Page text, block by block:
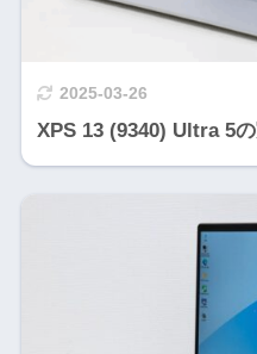
2025-03-26
XPS 13 (9340) Ultra 5